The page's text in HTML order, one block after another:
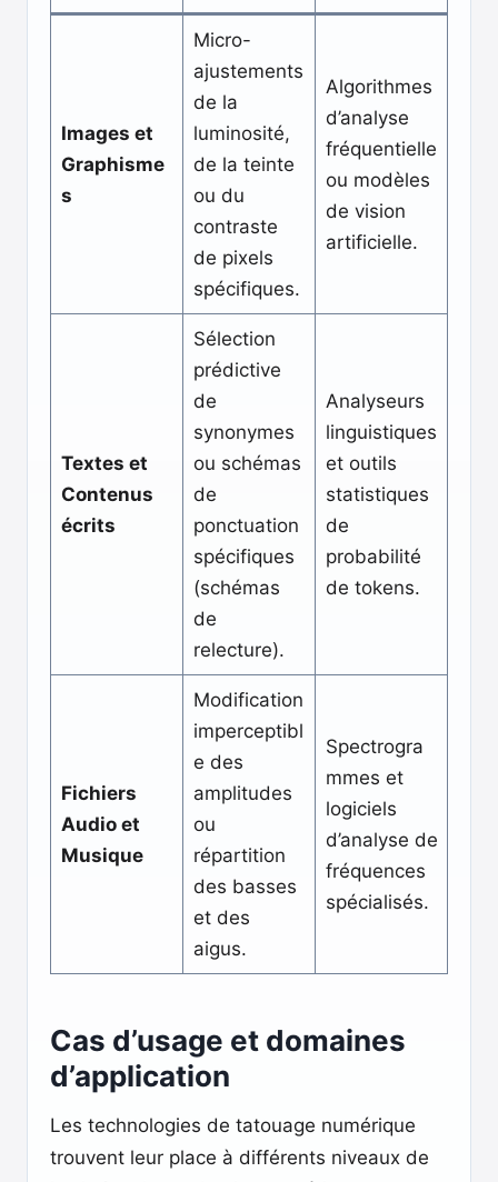
Images et
Graphisme
s
Micro-
ajustements
de la
luminosité,
de la teinte
ou du
contraste
de pixels
spécifiques.
Algorithmes
d’analyse
fréquentielle
ou modèles
de vision
artificielle.
Textes et
Contenus
écrits
Sélection
prédictive
de
synonymes
ou schémas
de
ponctuation
spécifiques
(schémas
de
relecture).
Analyseurs
linguistiques
et outils
statistiques
de
probabilité
de tokens.
Fichiers
Audio et
Musique
Modification
imperceptibl
e des
amplitudes
ou
répartition
des basses
et des
aigus.
Spectrogra
mmes et
logiciels
d’analyse de
fréquences
spécialisés.
Cas d’usage et domaines
d’application
Les technologies de tatouage numérique
trouvent leur place à différents niveaux de